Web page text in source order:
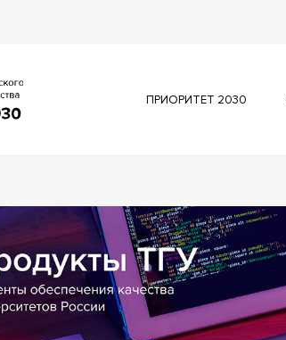
ПРИОРИТЕТ 2030